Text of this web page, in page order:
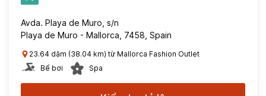
Avda. Playa de Muro, s/n
Playa de Muro - Mallorca, 7458, Spain
23.64 dặm (38.04 km) từ Mallorca Fashion Outlet
Bể bơi
Spa